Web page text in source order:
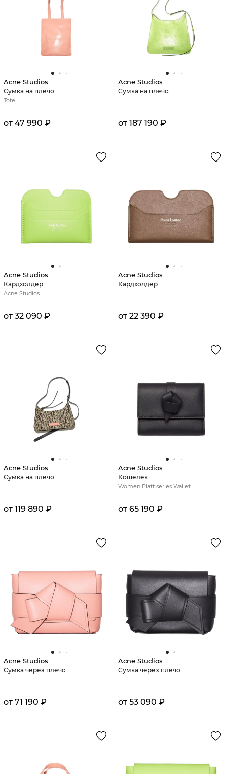
Acne Studios
Сумка на плечо
Tote
от 47 990 ₽
Acne Studios
Сумка на плечо
от 187 190 ₽
Acne Studios
Кардхолдер
Acne Studios
от 32 090 ₽
Acne Studios
Кардхолдер
от 22 390 ₽
Acne Studios
Сумка на плечо
от 119 890 ₽
Acne Studios
Кошелёк
Women Platt series Wallet
от 65 190 ₽
Acne Studios
Сумка через плечо
от 71 190 ₽
Acne Studios
Сумка через плечо
от 53 090 ₽